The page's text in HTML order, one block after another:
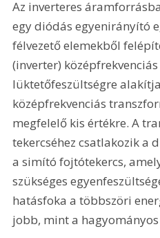
Az inverteres
egy diódás egyenirányító
félvezető elemekből
(inverter)
lüktetőfeszültségre
középfrekvenciás
megfelelő kis értékre. A
tekercséhez csatlakozik a
a simító fojtótekercs,
szükséges
hatásfoka a többszöri
jobb, mint a